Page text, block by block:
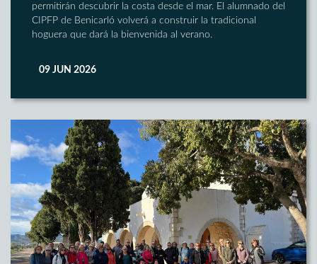
permitirán descubrir la costa desde el mar. El alumnado del
CIPFP de Benicarló volverá a construir la tradicional
hoguera que dará la bienvenida al verano.
09 JUN 2026